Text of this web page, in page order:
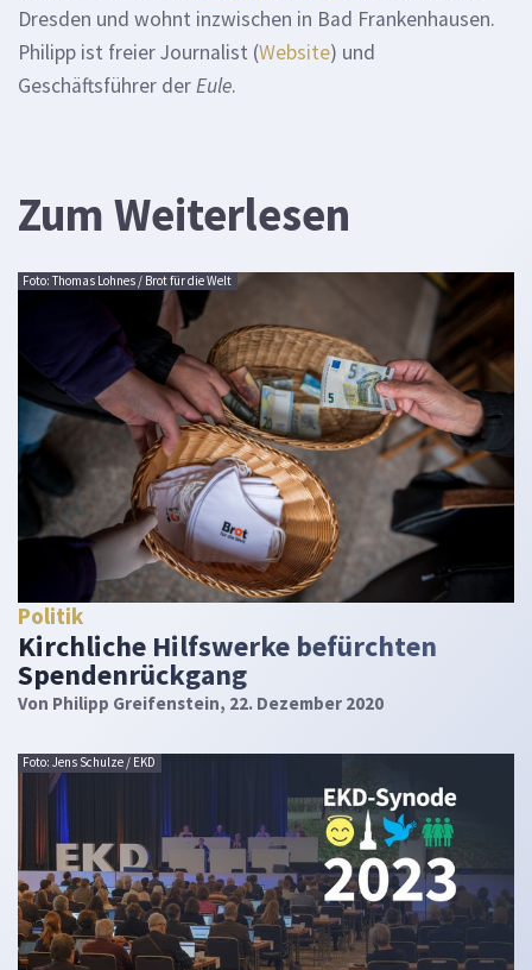
Dresden und wohnt inzwischen in Bad Frankenhausen.
Philipp ist freier Journalist (Website) und
Geschäftsführer derEule.
Zum Weiterlesen
Foto: Thomas Lohnes / Brot für die Welt
Politik
Kirchliche Hilfswerke befürchten
Spendenrückgang
Von Philipp Greifenstein, 22. Dezember 2020
Foto: Jens Schulze / EKD